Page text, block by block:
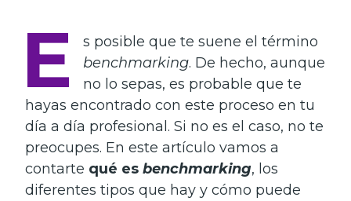
E
s posible que te suene el término
benchmarking. De hecho, aunque
no lo sepas, es probable que te
hayas encontrado con este proceso en tu
día a día profesional. Si no es el caso, no te
preocupes. En este artículo vamos a
contarte qué es benchmarking, los
diferentes tipos que hay y cómo puede